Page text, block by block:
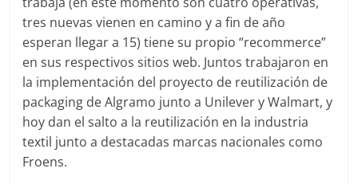
tres nuevas vienen en camino y a fin de año
esperan llegar a 15) tiene su propio “recommerce”
en sus respectivos sitios web. Juntos trabajaron en
la implementación del proyecto de reutilización de
packaging de Algramo junto a Unilever y Walmart, y
hoy dan el salto a la reutilización en la industria
textil junto a destacadas marcas nacionales como
Froens.